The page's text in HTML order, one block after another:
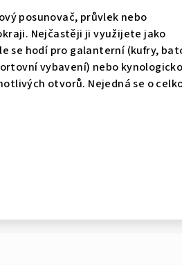
posunovač, průvlek nebo
Nejčastěji ji využijete jako
se hodí pro galanterní (kufry,
vybavení) nebo
otvorů. Nejedná se o